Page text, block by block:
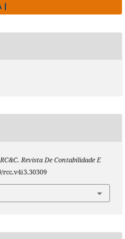
|
RC&C. Revista De Contabilidade E
rcc.v4i3.30309